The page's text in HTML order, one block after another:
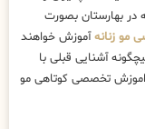
در بهارستان بصورت
مو زنانهآموزش خواهند
آشنایی قبلی با
تخصصی کوتاهی مو